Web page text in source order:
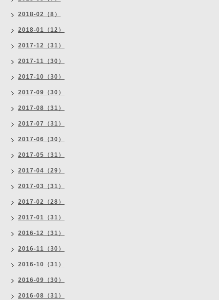
2018-02（8）
2018-01（12）
2017-12（31）
2017-11（30）
2017-10（30）
2017-09（30）
2017-08（31）
2017-07（31）
2017-06（30）
2017-05（31）
2017-04（29）
2017-03（31）
2017-02（28）
2017-01（31）
2016-12（31）
2016-11（30）
2016-10（31）
2016-09（30）
2016-08（31）